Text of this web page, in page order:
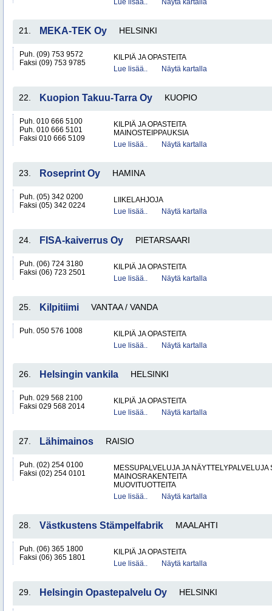
Lue lisää.. Näytä kartalla
21. MEKA-TEK Oy HELSINKI
Puh. (09) 753 9572
Faksi (09) 753 9785
KILPIÄ JA OPASTEITA
Lue lisää..
Näytä kartalla
22. Kuopion Takuu-Tarra Oy KUOPIO
Puh. 010 666 5100
Puh. 010 666 5101
Faksi 010 666 5109
KILPIÄ JA OPASTEITA
MAINOSTEIPPAUKSIA
Lue lisää..
Näytä kartalla
23. Roseprint Oy HAMINA
Puh. (05) 342 0200
Faksi (05) 342 0224
LIIKELAHJOJA
Lue lisää..
Näytä kartalla
24. FISA-kaiverrus Oy PIETARSAARI
Puh. (06) 724 3180
Faksi (06) 723 2501
KILPIÄ JA OPASTEITA
Lue lisää..
Näytä kartalla
25. Kilpitiimi VANTAA / VANDA
Puh. 050 576 1008
KILPIÄ JA OPASTEITA
Lue lisää..
Näytä kartalla
26. Helsingin vankila HELSINKI
Puh. 029 568 2100
Faksi 029 568 2014
KILPIÄ JA OPASTEITA
Lue lisää..
Näytä kartalla
27. Lähimainos RAISIO
Puh. (02) 254 0100
Faksi (02) 254 0101
MESSUPALVELUJA JA NÄYTTELYPALVELUJA
MAINOSRAKENTEITA
MUOVITUOTTEITA
Lue lisää..
Näytä kartalla
28. Västkustens Stämpelfabrik MAALAHTI
Puh. (06) 365 1800
Faksi (06) 365 1801
KILPIÄ JA OPASTEITA
Lue lisää..
Näytä kartalla
29. Helsingin Opastepalvelu Oy HELSINKI